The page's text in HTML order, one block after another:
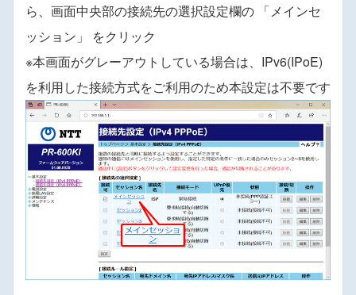
ら、画面中央部の接続先の選択設定欄の 「メインセ
ッション」 をクリック
※本画面がグレーアウトしている場合は、IPv6(IPoE)
を利用した接続方式をご利用のため本設定は不要です